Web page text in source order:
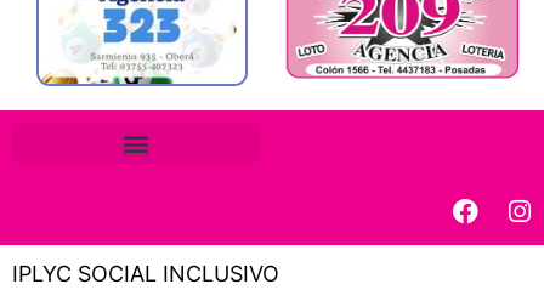
IPLYC SOCIAL INCLUSIVO